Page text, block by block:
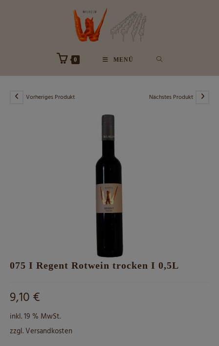
0 MENÜ
Vorheriges Produkt Nächstes Produkt
075 I Regent Rotwein trocken I 0,5L
9,10 €
inkl. 19 % MwSt.
zzgl.Versandkosten